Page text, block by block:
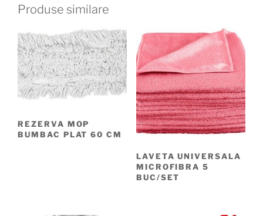
Produse similare
REZERVA MOP
BUMBAC PLAT 60 CM
LAVETA UNIVERSALA
MICROFIBRA 5
BUC/SET